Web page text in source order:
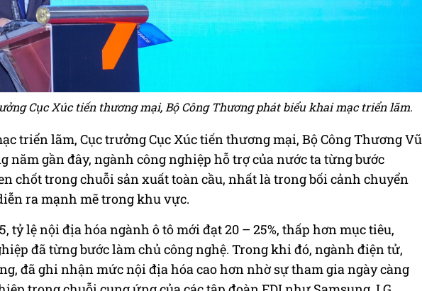
Cục Xúc tiến thương mại, Bộ Công Thương phát biểu khai mạc triển lãm.
triển lãm, Cục trưởng Cục Xúc tiến thương mại, Bộ Công Thương Vũ
năm gần đây, ngành công nghiệp hỗ trợ của nước ta từng bước
chốt trong chuỗi sản xuất toàn cầu, nhất là trong bối cảnh chuyển
ra mạnh mẽ trong khu vực.
tỷ lệ nội địa hóa ngành ô tô mới đạt 20 – 25%, thấp hơn mục tiêu,
đã từng bước làm chủ công nghệ. Trong khi đó, ngành điện tử,
đã ghi nhận mức nội địa hóa cao hơn nhờ sự tham gia ngày càng